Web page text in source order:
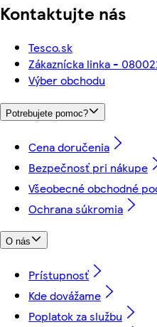
Kontaktujte nás
Tesco.sk
Zákaznícka linka -
Výber obchodu
Potrebujete pomoc?
Cena doručenia
Bezpečnosť pri nákupe
Všeobecné obchodné
Ochrana súkromia
O nás
Prístupnosť
Kde dovážame
Poplatok za službu